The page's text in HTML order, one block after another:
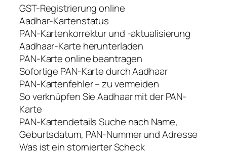
GST-Registrierung online
Aadhar-Kartenstatus
PAN-Kartenkorrektur und -aktualisierung
Aadhaar-Karte herunterladen
PAN-Karte online beantragen
Sofortige PAN-Karte durch Aadhaar
PAN-Kartenfehler – zu vermeiden
So verknüpfen Sie Aadhaar mit der PAN-
Karte
PAN-Kartendetails Suche nach Name,
Geburtsdatum, PAN-Nummer und Adresse
Was ist ein stornierter Scheck